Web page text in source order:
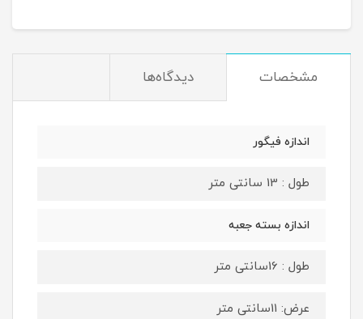
مشخصات دیدگاه‌ها
اندازه فیگور
طول : 13 سانتی متر
اندازه بسته جعبه
طول : 16سانتی متر
عرض: 11سانتی متر